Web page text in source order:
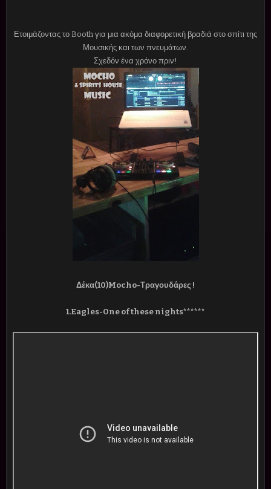
Ετοιμάζοντας το Booth για μια ακόμα διαφορετική βραδιά στο σπίτι της
Μουσικής και των πνευμάτων.
Σχεδόν ένα χρόνο πριν!
Δέκα(10)Mocho-Τραγουδάρες !
1.Eagles-One of these nights******